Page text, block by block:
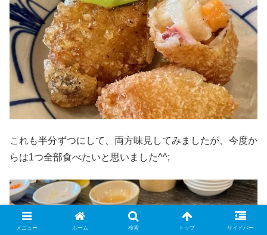
これも半分ずつにして、両方味見してみましたが、今度か
らは1つ全部食べたいと思いました^^;
メニュー ホーム 検索 トップ サイドバー